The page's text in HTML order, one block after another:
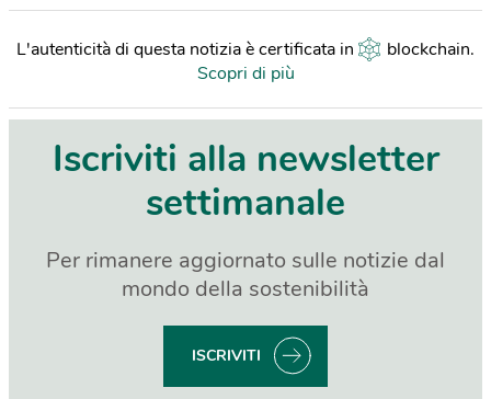
L'autenticità di questa notizia è certificata in blockchain.
Scopri di più
Iscriviti alla newsletter
settimanale
Per rimanere aggiornato sulle notizie dal
mondo della sostenibilità
ISCRIVITI